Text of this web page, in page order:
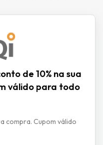
de 10% na sua
válido para todo
compra. Cupom válido